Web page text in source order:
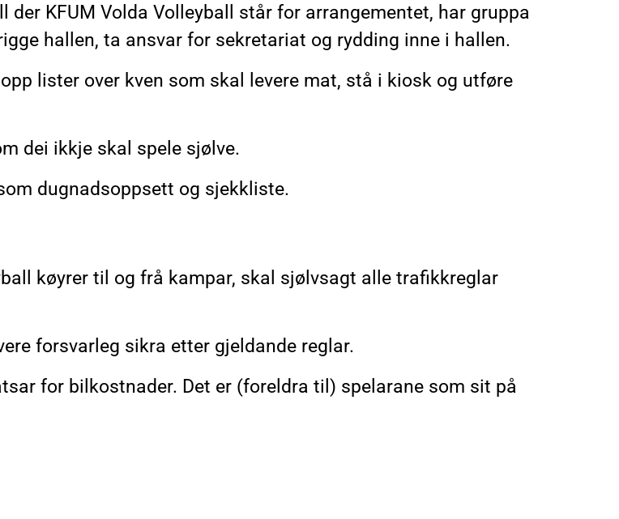
KFUM Volda Volleyball står for arrangementet, har gruppa
hallen, ta ansvar for sekretariat og rydding inne i hallen.
lister over kven som skal levere mat, stå i kiosk og utføre
dei ikkje skal spele sjølve.
dugnadsoppsett og sjekkliste.
køyrer til og frå kampar, skal sjølvsagt alle trafikkreglar
forsvarleg sikra etter gjeldande reglar.
for bilkostnader. Det er (foreldra til) spelarane som sit på